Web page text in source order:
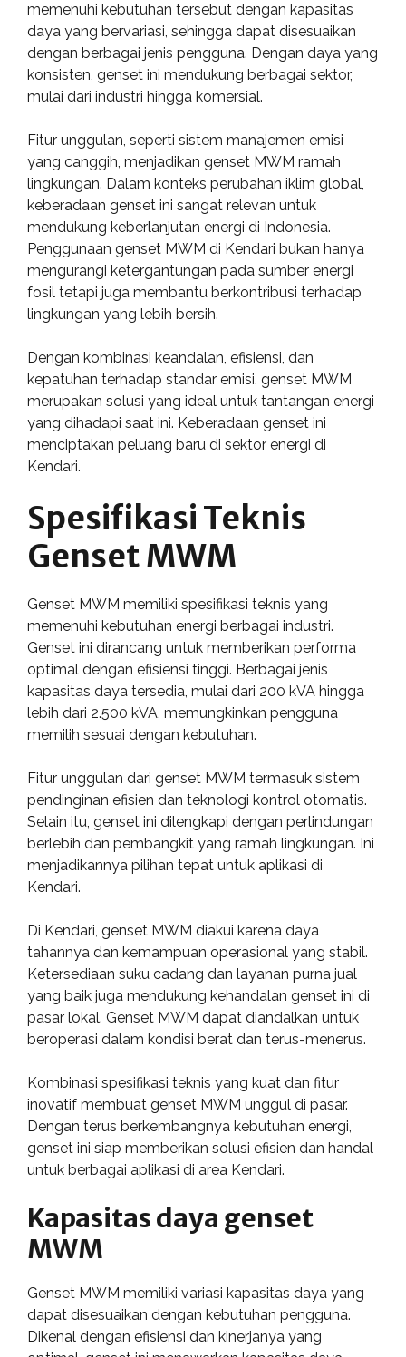
memenuhi kebutuhan tersebut dengan kapasitas
daya yang bervariasi, sehingga dapat disesuaikan
dengan berbagai jenis pengguna. Dengan daya yang
konsisten, genset ini mendukung berbagai sektor,
mulai dari industri hingga komersial.
Fitur unggulan, seperti sistem manajemen emisi
yang canggih, menjadikan genset MWM ramah
lingkungan. Dalam konteks perubahan iklim global,
keberadaan genset ini sangat relevan untuk
mendukung keberlanjutan energi di Indonesia.
Penggunaan genset MWM di Kendari bukan hanya
mengurangi ketergantungan pada sumber energi
fosil tetapi juga membantu berkontribusi terhadap
lingkungan yang lebih bersih.
Dengan kombinasi keandalan, efisiensi, dan
kepatuhan terhadap standar emisi, genset MWM
merupakan solusi yang ideal untuk tantangan energi
yang dihadapi saat ini. Keberadaan genset ini
menciptakan peluang baru di sektor energi di
Kendari.
Spesifikasi Teknis
Genset MWM
Genset MWM memiliki spesifikasi teknis yang
memenuhi kebutuhan energi berbagai industri.
Genset ini dirancang untuk memberikan performa
optimal dengan efisiensi tinggi. Berbagai jenis
kapasitas daya tersedia, mulai dari 200 kVA hingga
lebih dari 2.500 kVA, memungkinkan pengguna
memilih sesuai dengan kebutuhan.
Fitur unggulan dari genset MWM termasuk sistem
pendinginan efisien dan teknologi kontrol otomatis.
Selain itu, genset ini dilengkapi dengan perlindungan
berlebih dan pembangkit yang ramah lingkungan. Ini
menjadikannya pilihan tepat untuk aplikasi di
Kendari.
Di Kendari, genset MWM diakui karena daya
tahannya dan kemampuan operasional yang stabil.
Ketersediaan suku cadang dan layanan purna jual
yang baik juga mendukung kehandalan genset ini di
pasar lokal. Genset MWM dapat diandalkan untuk
beroperasi dalam kondisi berat dan terus-menerus.
Kombinasi spesifikasi teknis yang kuat dan fitur
inovatif membuat genset MWM unggul di pasar.
Dengan terus berkembangnya kebutuhan energi,
genset ini siap memberikan solusi efisien dan handal
untuk berbagai aplikasi di area Kendari.
Kapasitas daya genset
MWM
Genset MWM memiliki variasi kapasitas daya yang
dapat disesuaikan dengan kebutuhan pengguna.
Dikenal dengan efisiensi dan kinerjanya yang